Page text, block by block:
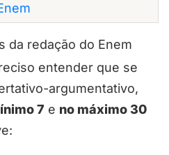
da redação do Enem
entender que se
argumentativo,
7 e no máximo 30